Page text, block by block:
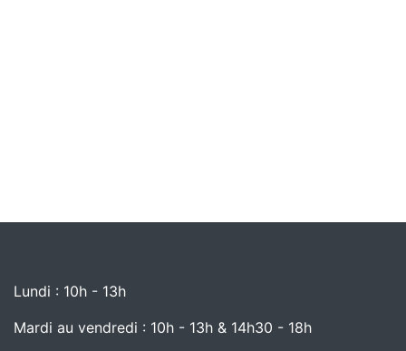
Lundi : 10h - 13h
Mardi au vendredi : 10h - 13h & 14h30 - 18h